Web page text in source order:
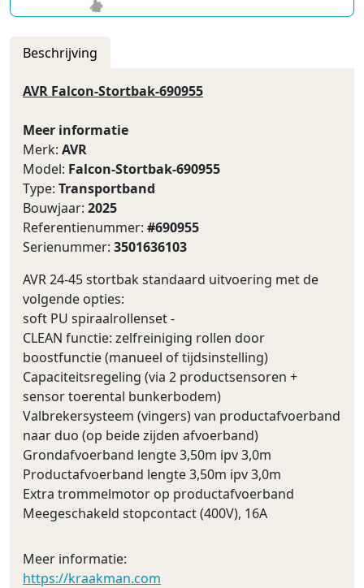
Beschrijving
AVR Falcon-Stortbak-690955
Meer informatie
Merk: AVR
Model: Falcon-Stortbak-690955
Type: Transportband
Bouwjaar: 2025
Referentienummer: #690955
Serienummer: 3501636103
AVR 24-45 stortbak standaard uitvoering met de
volgende opties:
soft PU spiraalrollenset -
CLEAN functie: zelfreiniging rollen door
boostfunctie (manueel of tijdsinstelling)
Capaciteitsregeling (via 2 productsensoren +
sensor toerental bunkerbodem)
Valbrekersysteem (vingers) van productafvoerband
naar duo (op beide zijden afvoerband)
Grondafvoerband lengte 3,50m ipv 3,0m
Productafvoerband lengte 3,50m ipv 3,0m
Extra trommelmotor op productafvoerband
Meegeschakeld stopcontact (400V), 16A
Meer informatie:
https://kraakman.com